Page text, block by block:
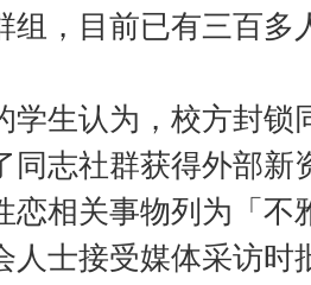
组，目前已有三百
学生认为，校方封
同志社群获得外部
恋相关事物列为「
人士接受媒体采访